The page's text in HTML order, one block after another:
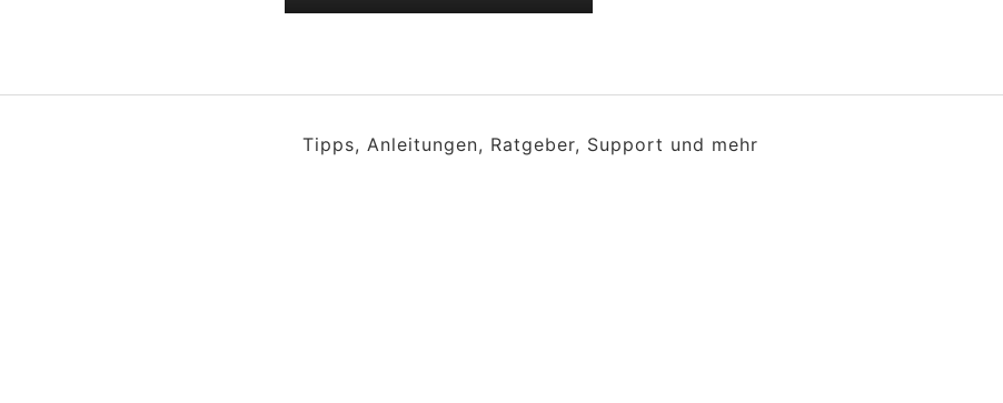
Tipps, Anleitungen, Ratgeber, Support und mehr